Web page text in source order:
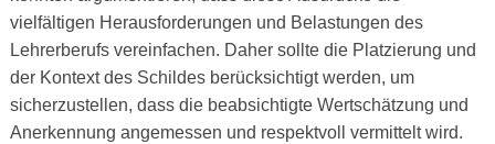
vielfältigen Herausforderungen und Belastungen des
Lehrerberufs vereinfachen. Daher sollte die Platzierung und
der Kontext des Schildes berücksichtigt werden, um
sicherzustellen, dass die beabsichtigte Wertschätzung und
Anerkennung angemessen und respektvoll vermittelt wird.